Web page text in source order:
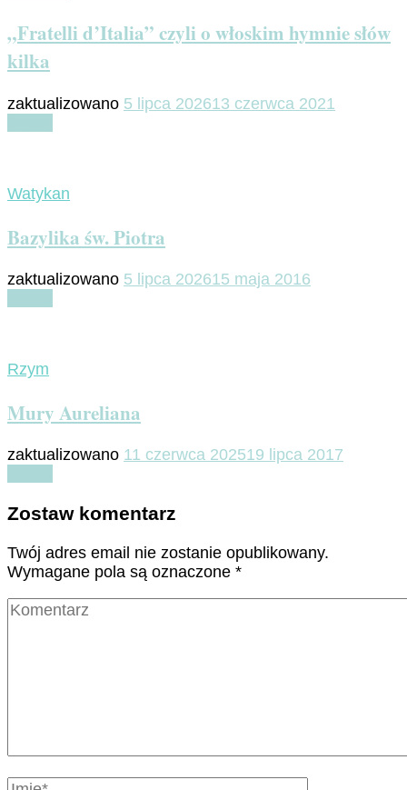
„Fratelli d’Italia” czyli o włoskim hymnie słów
kilka
zaktualizowano 5 lipca 202613 czerwca 2021
Watykan
Bazylika św. Piotra
zaktualizowano 5 lipca 202615 maja 2016
Rzym
Mury Aureliana
zaktualizowano 11 czerwca 202519 lipca 2017
Zostaw komentarz
Twój adres email nie zostanie opublikowany.
Wymagane pola są oznaczone *